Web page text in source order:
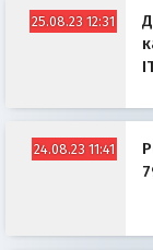
25.08.23 12:31
24.08.23 11:41